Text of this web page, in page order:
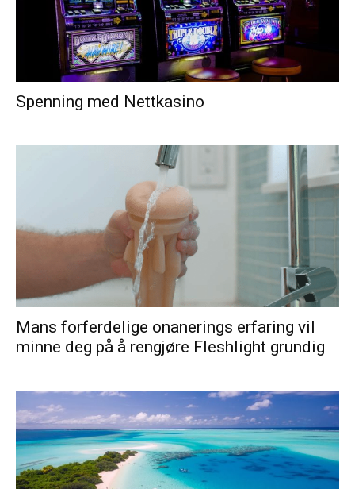
Spenning med Nettkasino
Mans forferdelige onanerings erfaring vil
minne deg på å rengjøre Fleshlight grundig